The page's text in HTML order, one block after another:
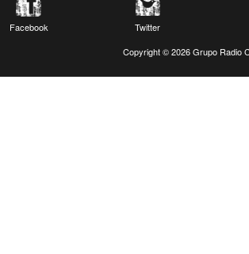
Facebook
Twitter
Copyright ©2026 Grupo Radio